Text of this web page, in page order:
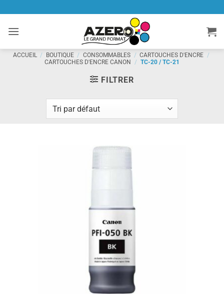
contenu
ACCUEIL / BOUTIQUE / CONSOMMABLES / CARTOUCHES D'ENCRE /
CARTOUCHES D'ENCRE CANON
/ TC-20 / TC-21
FILTRER